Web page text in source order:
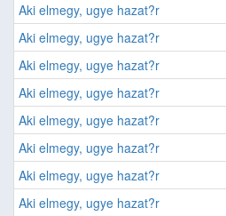
Aki elmegy, ugye hazat?r
Aki elmegy, ugye hazat?r
Aki elmegy, ugye hazat?r
Aki elmegy, ugye hazat?r
Aki elmegy, ugye hazat?r
Aki elmegy, ugye hazat?r
Aki elmegy, ugye hazat?r
Aki elmegy, ugye hazat?r